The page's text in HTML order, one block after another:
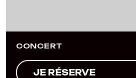
CONCERT
JE RÉSERVE